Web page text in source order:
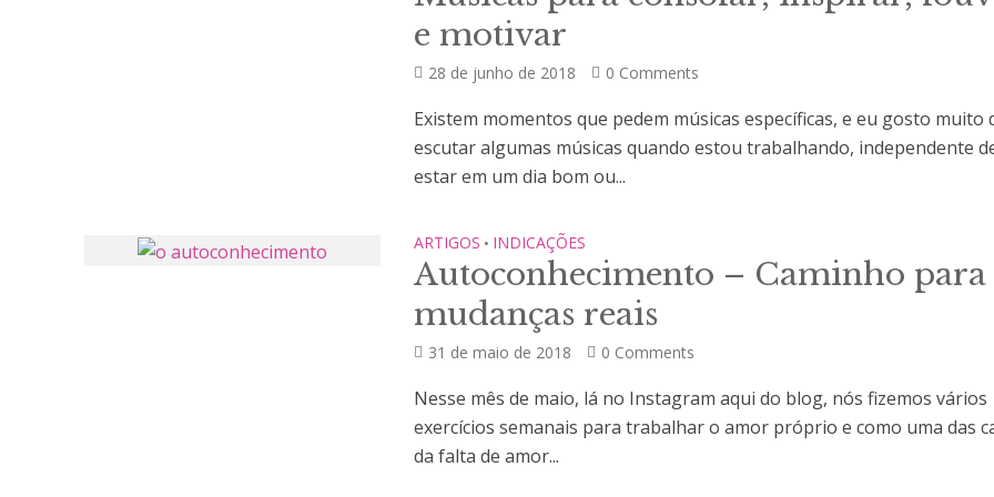
e motivar
28 de junho de 2018 0 Comments
Existem momentos que pedem músicas específicas, e eu gosto muito
escutar algumas músicas quando estou trabalhando, independente
estar em um dia bom ou...
ARTIGOS • INDICAÇÕES
Autoconhecimento – Caminho para
mudanças reais
31 de maio de 2018 0 Comments
Nesse mês de maio, lá no Instagram aqui do blog, nós fizemos vários
exercícios semanais para trabalhar o amor próprio e como uma das
da falta de amor...